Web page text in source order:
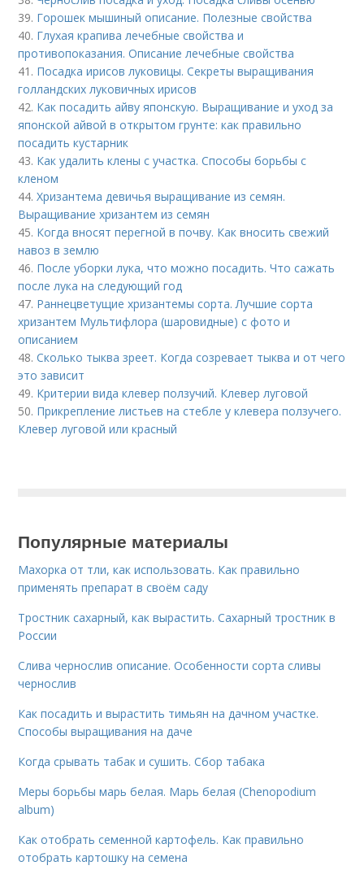
39. Горошек мышиный описание. Полезные свойства
40. Глухая крапива лечебные свойства и
противопоказания. Описание лечебные свойства
41. Посадка ирисов луковицы. Секреты выращивания
голландских луковичных ирисов
42. Как посадить айву японскую. Выращивание и уход за
японской айвой в открытом грунте: как правильно
посадить кустарник
43. Как удалить клены с участка. Способы борьбы с
кленом
44.Хризантема девичья выращивание из семян.
Выращивание хризантем из семян
45. Когда вносят перегной в почву. Как вносить свежий
навоз в землю
46. После уборки лука, что можно посадить. Что сажать
после лука на следующий год
47. Раннецветущие хризантемы сорта. Лучшие сорта
хризантем Мультифлора (шаровидные) с фото и
описанием
48.Сколько тыква зреет. Когда созревает тыква и от чего
это зависит
49. Критерии вида клевер ползучий. Клевер луговой
50. Прикрепление листьев на стебле у клевера ползучего.
Клевер луговой или красный
Популярные материалы
Махорка от тли, как использовать. Как правильно
применять препарат в своём саду
Тростник сахарный, как вырастить. Сахарный тростник в
России
Слива чернослив описание. Особенности сорта сливы
чернослив
Как посадить и вырастить тимьян на дачном участке.
Способы выращивания на даче
Когда срывать табак и сушить. Сбор табака
Меры борьбы марь белая. Марь белая (Chenopodium
album)
Как отобрать семенной картофель. Как правильно
отобрать картошку на семена